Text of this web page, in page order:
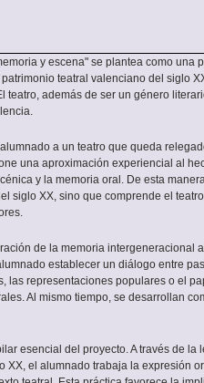
y escena" se plantea como una
teatral valenciano del siglo
además de ser un género
a un teatro que queda
una aproximación experiencial al
y la memoria oral. De esta
siglo XX, sino que comprende el
de la memoria intergeneracional
establecer un diálogo entre
las representaciones populares o el
Al mismo tiempo, se desarrollan
esencial del proyecto. A través de la
el alumnado trabaja la expresión